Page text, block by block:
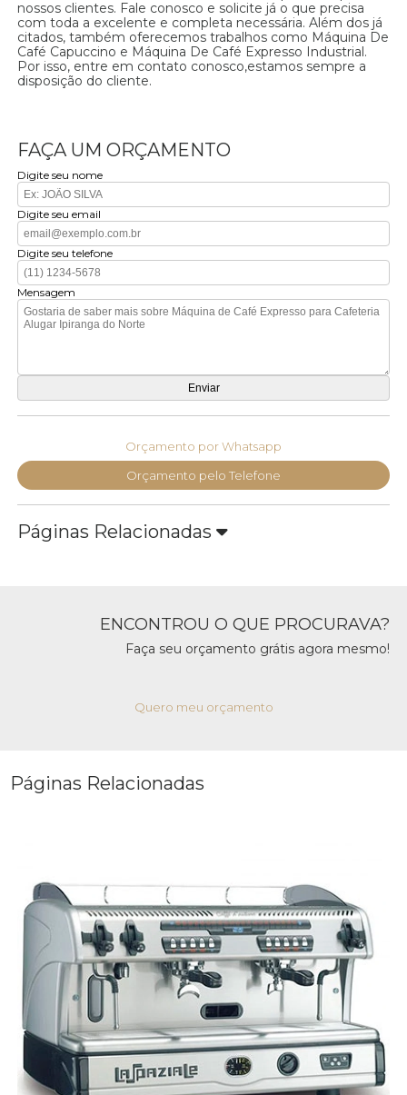
nossos clientes. Fale conosco e solicite já o que precisa
com toda a excelente e completa necessária. Além dos já
citados, também oferecemos trabalhos como Máquina De
Café Capuccino e Máquina De Café Expresso Industrial.
Por isso, entre em contato conosco,estamos sempre a
disposição do cliente.
FAÇA UM ORÇAMENTO
Digite seu nome
Digite seu email
Digite seu telefone
Mensagem
Orçamento por Whatsapp
Orçamento pelo Telefone
Páginas Relacionadas
ENCONTROU O QUE PROCURAVA?
Faça seu orçamento grátis agora mesmo!
Quero meu orçamento
Páginas Relacionadas